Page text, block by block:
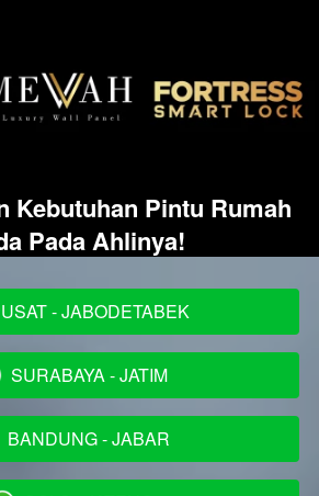
Kebutuhan Pintu Rumah
Pada Ahlinya!
- JABODETABEK
SURABAYA - JATIM
BANDUNG - JABAR